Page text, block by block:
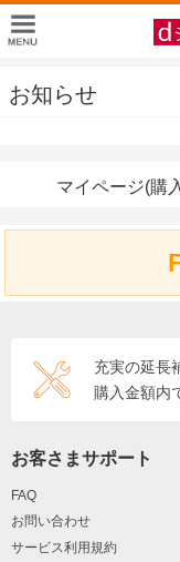
お知らせ
マイページ(購
充実の延長
購入金額内
お客さまサポート
FAQ
お問い合わせ
サービス利用規約